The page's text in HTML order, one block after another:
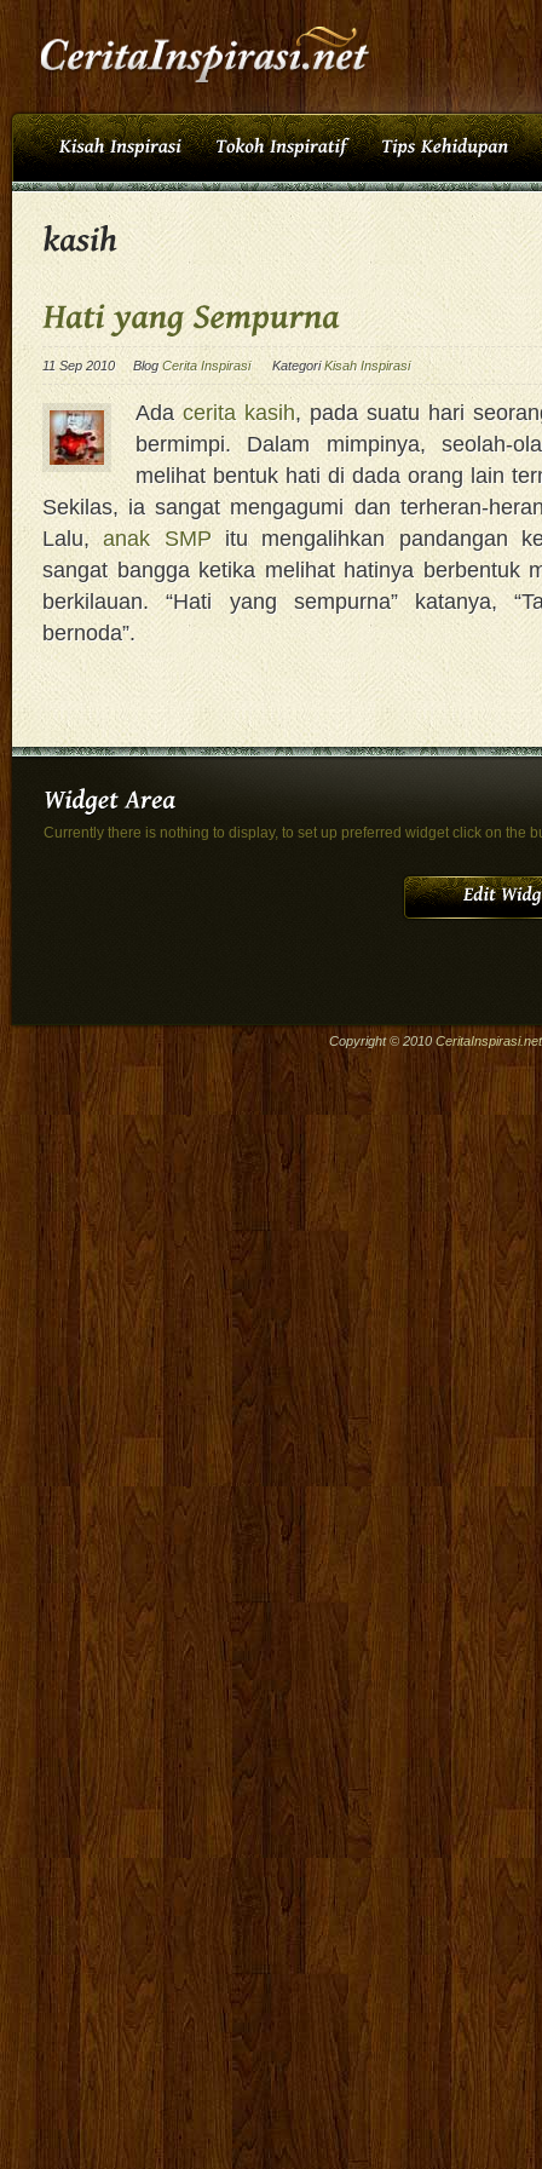
11 Sep 2010 BlogCerita Inspirasi KategoriKisah Inspirasi
Ada cerita kasih, pada suatu hari
bermimpi. Dalam mimpinya, seolah-
melihat bentuk hati di dada orang lain
Sekilas, ia sangat mengagumi dan terheran-
Lalu,anak SMPitu mengalihkan pandangan
sangat bangga ketika melihat hatinya berbentuk
berkilauan. “Hati yang sempurna” katanya,
bernoda”.
Currently there is nothing to display, to set up preferred widget click on the
Copyright © 2010 CeritaInspirasi.net